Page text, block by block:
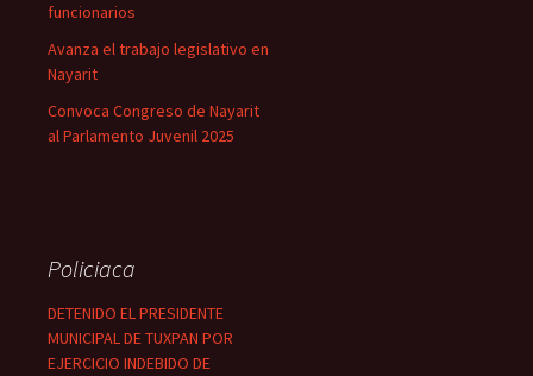
funcionarios
Avanza el trabajo legislativo en
Nayarit
Convoca Congreso de Nayarit
al Parlamento Juvenil 2025
Policiaca
DETENIDO EL PRESIDENTE
MUNICIPAL DE TUXPAN POR
EJERCICIO INDEBIDO DE